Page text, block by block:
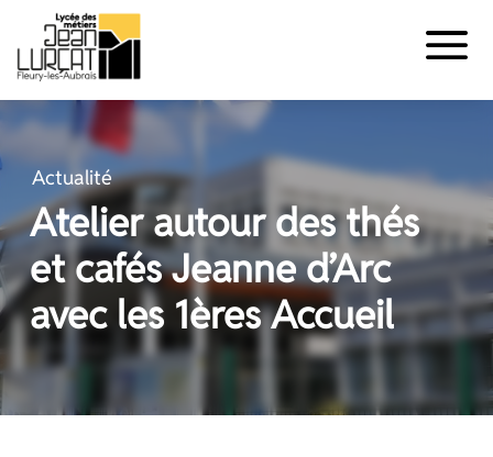
au
contenu
Actualité
Atelier autour des thés
et cafés Jeanne d’Arc
avec les 1ères Accueil
Panneau de gestion des cookies